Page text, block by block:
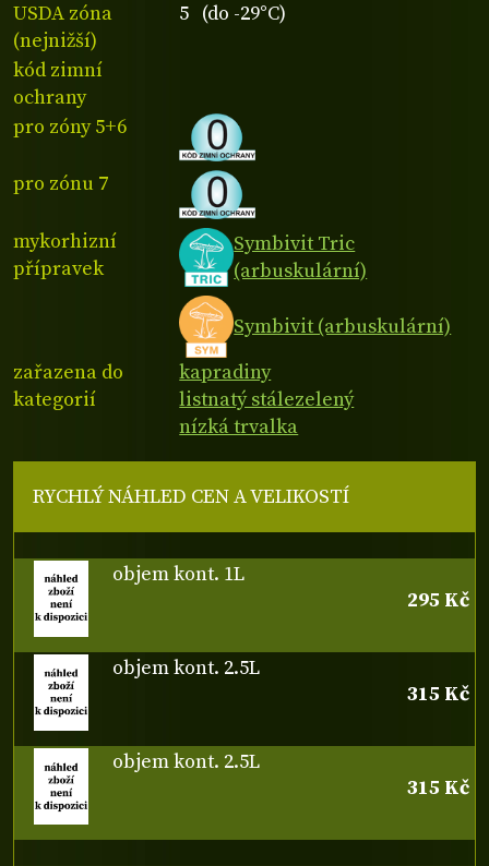
USDA zóna
(nejnižší)
5 (do -29°C)
kód zimní
ochrany
pro zóny 5+6
pro zónu 7
mykorhizní
přípravek
Symbivit Tric
(arbuskulární)
Symbivit (arbuskulární)
zařazena do
kategorií
kapradiny
listnatý stálezelený
nízká trvalka
RYCHLÝ NÁHLED CEN A VELIKOSTÍ
objem kont. 1L
295 Kč
objem kont. 2.5L
315 Kč
objem kont. 2.5L
315 Kč